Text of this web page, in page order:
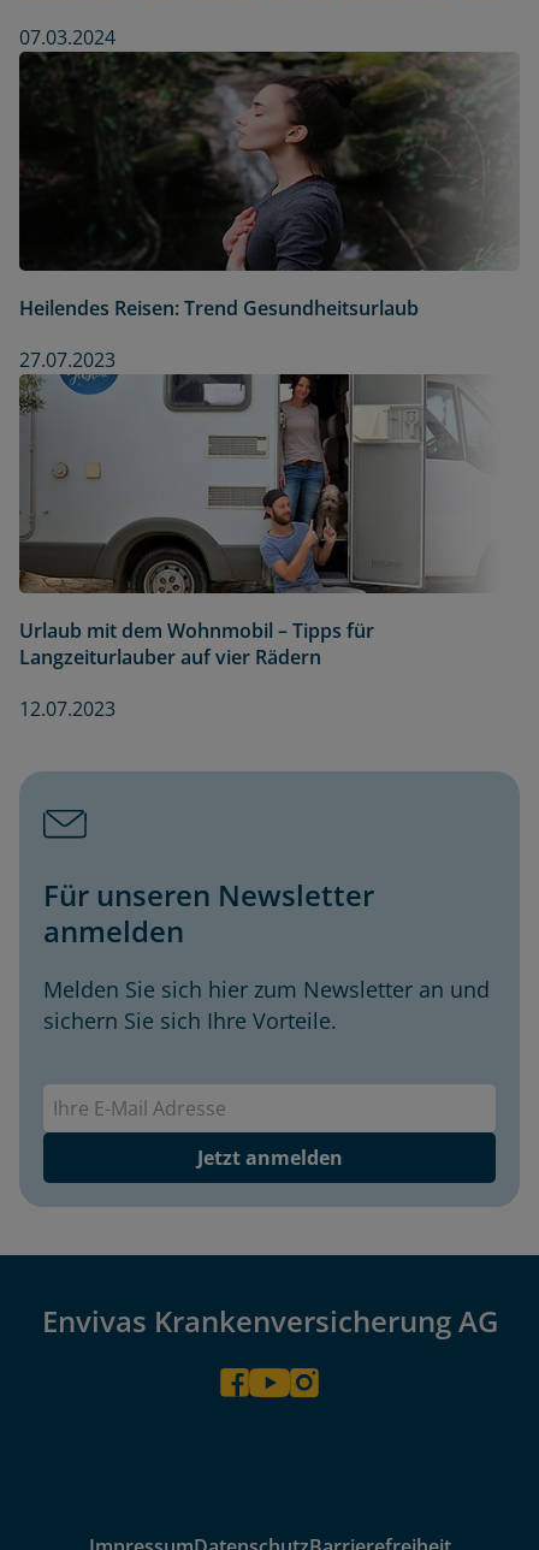
07.03.2024
Heilendes Reisen: Trend Gesundheitsurlaub
27.07.2023
Urlaub mit dem Wohnmobil – Tipps für
Langzeiturlauber auf vier Rädern
12.07.2023
Für unseren Newsletter
anmelden
Melden Sie sich hier zum Newsletter an und
sichern Sie sich Ihre Vorteile.
Jetzt anmelden
Envivas Krankenversicherung AG